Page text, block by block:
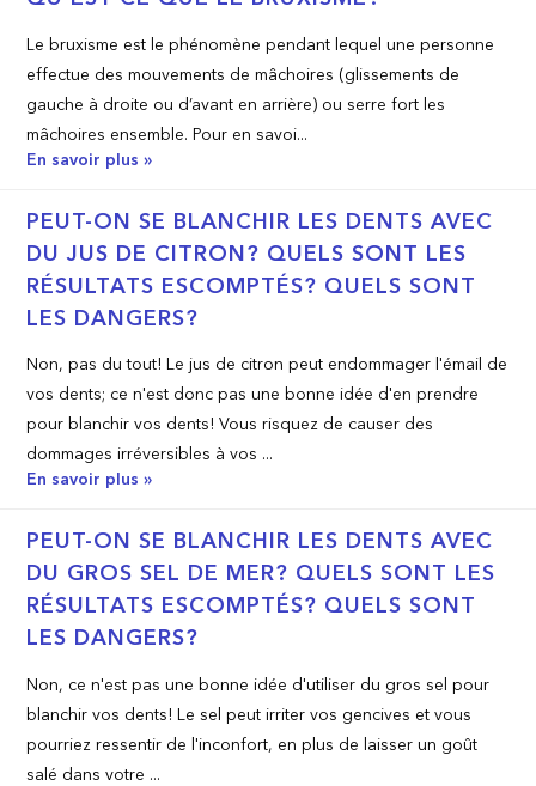
Le bruxisme est le phénomène pendant lequel une personne
effectue des mouvements de mâchoires (glissements de
gauche à droite ou d’avant en arrière) ou serre fort les
mâchoires ensemble. Pour en savoi...
En savoir plus »
PEUT­-ON SE BLANCHIR LES DENTS AVEC
DU JUS DE CITRON? QUELS SONT LES
RÉSULTATS ESCOMPTÉS? QUELS SONT
LES DANGERS?
Non, pas du tout! Le jus de citron peut endommager l'émail de
vos dents; ce n'est donc pas une bonne idée d'en prendre
pour blanchir vos dents! Vous risquez de causer des
dommages irréversibles à vos ...
En savoir plus »
PEUT­-ON SE BLANCHIR LES DENTS AVEC
DU GROS SEL DE MER? QUELS SONT LES
RÉSULTATS ESCOMPTÉS? QUELS SONT
LES DANGERS?
Non, ce n'est pas une bonne idée d'utiliser du gros sel pour
blanchir vos dents! Le sel peut irriter vos gencives et vous
pourriez ressentir de l'inconfort, en plus de laisser un goût
salé dans votre ...